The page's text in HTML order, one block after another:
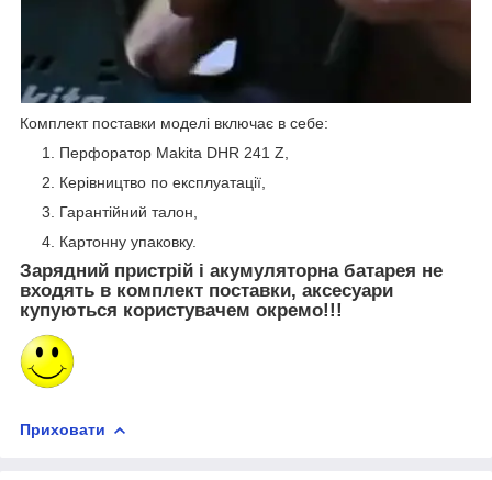
Комплект поставки моделі включає в себе:
Перфоратор Makita DHR 241 Z,
Керівництво по експлуатації,
Гарантійний талон,
Картонну упаковку.
Зарядний пристрій і акумуляторна батарея не
входять в комплект поставки, аксесуари
купуються користувачем окремо!!!
Приховати